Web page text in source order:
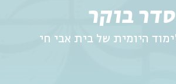
סדר בוקר
היומית של בית אבי חי